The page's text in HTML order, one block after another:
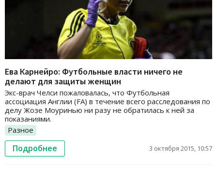
Ева Карнейро: Футбольные власти ничего не
делают для защиты женщин
Экс-врач Челси пожаловалась, что Футбольная
ассоциация Англии (FA) в течение всего расследования по
делу Жозе Моуринью ни разу не обратилась к ней за
показаниями.
Разное
Подробнее 3 октября 2015, 10:57